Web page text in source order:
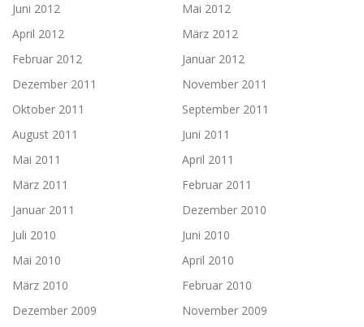
Juni 2012
Mai 2012
April 2012
März 2012
Februar 2012
Januar 2012
Dezember 2011
November 2011
Oktober 2011
September 2011
August 2011
Juni 2011
Mai 2011
April 2011
März 2011
Februar 2011
Januar 2011
Dezember 2010
Juli 2010
Juni 2010
Mai 2010
April 2010
März 2010
Februar 2010
Dezember 2009
November 2009